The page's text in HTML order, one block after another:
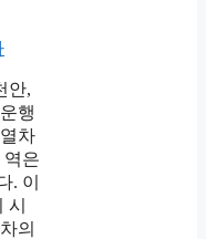
안,
행
차
역은
. 이
의